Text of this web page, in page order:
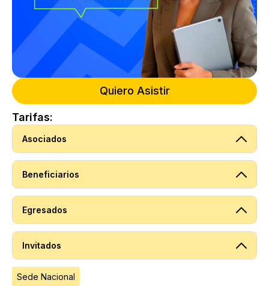
Quiero Asistir
Tarifas:
Asociados
Beneficiarios
Egresados
Invitados
Sede Nacional